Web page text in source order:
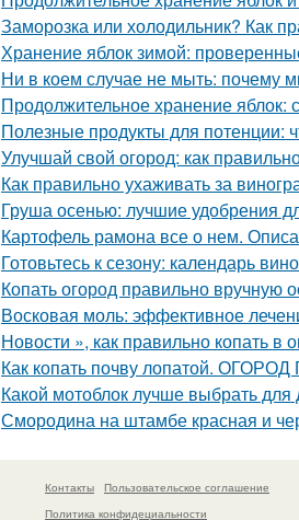
Заморозка или холодильник? Как
Хранение яблок зимой:
Ни в коем случае не мыть: почему
Продолжительное хранение яблок:
Полезные продукты для потенции:
Улучшай свой огород: как
Как правильно ухаживать за
Груша осенью: лучшие удобрения
Картофель рамона все о нем.
Готовьтесь к сезону: календарь
Копать огород правильно вручную
Восковая моль: эффективное
Новости », как правильно копать в
Как копать почву лопатой.
Какой мотоблок лучше выбрать для
Смородина на штамбе красная и
Контакты
Пользовательское соглашение
Политика конфидециальности